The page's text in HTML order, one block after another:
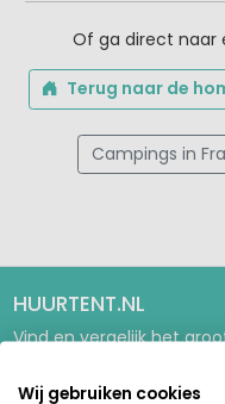
Of ga direct naar
Terug naar de
Campings in
HUURTENT.NL
Vind en vergelijk het
stacaravans en
campings in Europa.
Wij gebruiken cookies